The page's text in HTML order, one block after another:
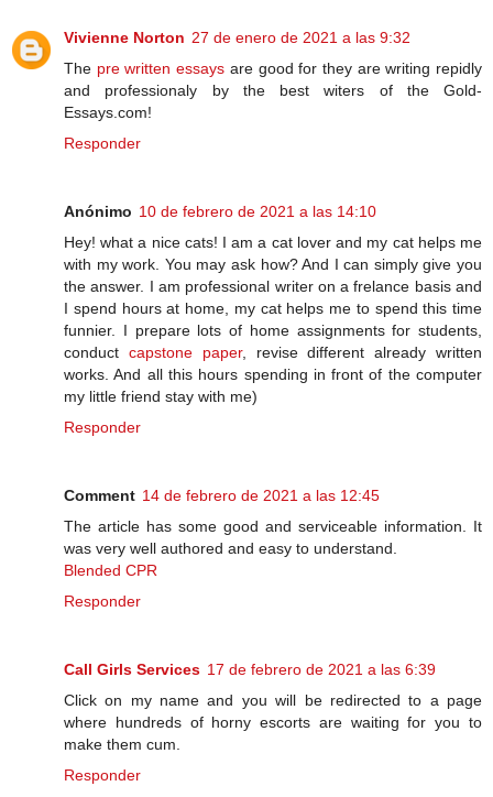
Vivienne Norton 27 de enero de 2021 a las 9:32
The pre written essays are good for they are writing repidly
and professionaly by the best witers of the Gold-
Essays.com!
Responder
Anónimo 10 de febrero de 2021 a las 14:10
Hey! what a nice cats! I am a cat lover and my cat helps me
with my work. You may ask how? And I can simply give you
the answer. I am professional writer on a frelance basis and
I spend hours at home, my cat helps me to spend this time
funnier. I prepare lots of home assignments for students,
conduct capstone paper, revise different already written
works. And all this hours spending in front of the computer
my little friend stay with me)
Responder
Comment 14 de febrero de 2021 a las 12:45
The article has some good and serviceable information. It
was very well authored and easy to understand.
Blended CPR
Responder
Call Girls Services 17 de febrero de 2021 a las 6:39
Click on my name and you will be redirected to a page
where hundreds of horny escorts are waiting for you to
make them cum.
Responder